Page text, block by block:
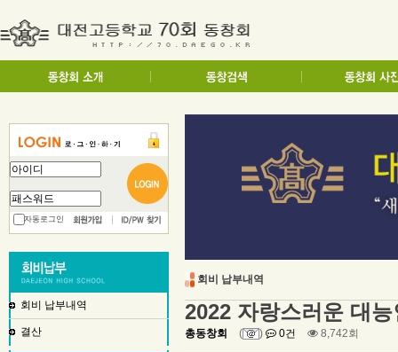
자동로그인
회비 납부내역
결산
회비 납부내역
2022 자랑스러운 대
총동창회 ( ) 0건 8,742회